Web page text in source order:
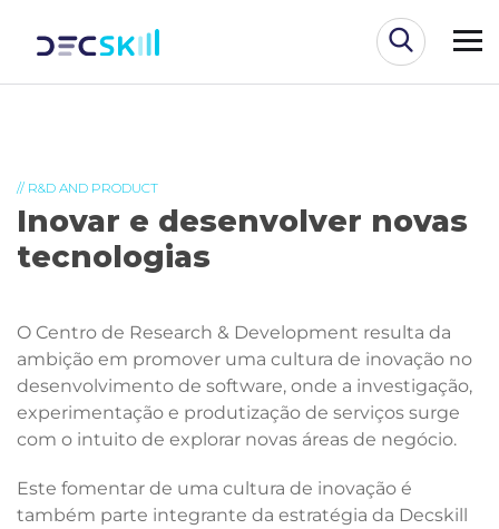
// R&D AND PRODUCT
Inovar e desenvolver novas
tecnologias
O Centro de Research & Development resulta da
ambição em promover uma cultura de inovação no
desenvolvimento de software, onde a investigação,
experimentação e produtização de serviços surge
com o intuito de explorar novas áreas de negócio.
Este fomentar de uma cultura de inovação é
também parte integrante da estratégia da Decskill